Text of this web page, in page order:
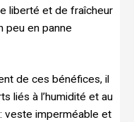
liberté et de fraîcheur
peu en panne
de ces bénéfices, il
liés à l’humidité et au
veste imperméable et